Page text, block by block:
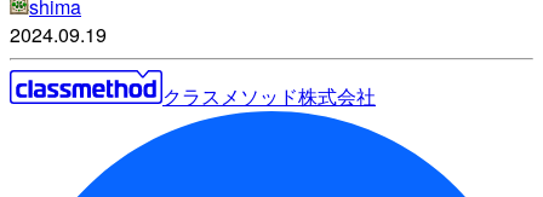
shima
2024.09.19
クラスメソッド株式会社